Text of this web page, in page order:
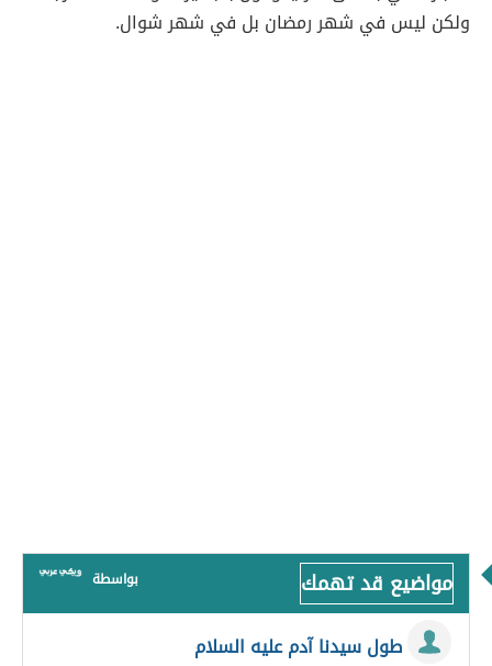
ولكن ليس في شهر رمضان بل في شهر شوال.
مواضيع قد تهمك بواسطة
طول سيدنا آدم عليه السلام